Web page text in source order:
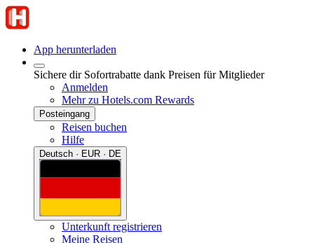
App herunterladen
Sichere dir Sofortrabatte dank Preisen für Mitglieder
Anmelden
Mehr zu Hotels.com Rewards
Posteingang
Reisen buchen
Hilfe
Deutsch · EUR · DE
Unterkunft registrieren
Meine Reisen